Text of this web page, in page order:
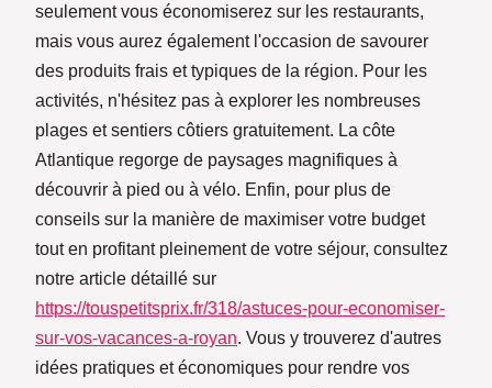
seulement vous économiserez sur les restaurants,
mais vous aurez également l'occasion de savourer
des produits frais et typiques de la région. Pour les
activités, n'hésitez pas à explorer les nombreuses
plages et sentiers côtiers gratuitement. La côte
Atlantique regorge de paysages magnifiques à
découvrir à pied ou à vélo. Enfin, pour plus de
conseils sur la manière de maximiser votre budget
tout en profitant pleinement de votre séjour, consultez
notre article détaillé sur
https://touspetitsprix.fr/318/astuces-pour-economiser-
sur-vos-vacances-a-royan. Vous y trouverez d'autres
idées pratiques et économiques pour rendre vos